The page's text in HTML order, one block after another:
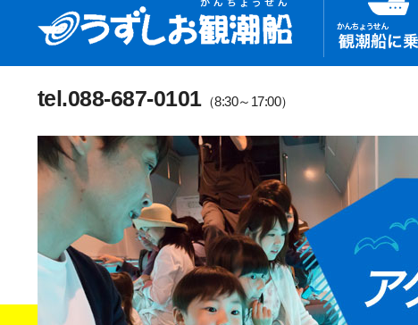
tel.088-687-0101（8:30～17:00）